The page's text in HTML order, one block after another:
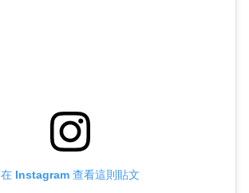
在 Instagram 查看這則貼文